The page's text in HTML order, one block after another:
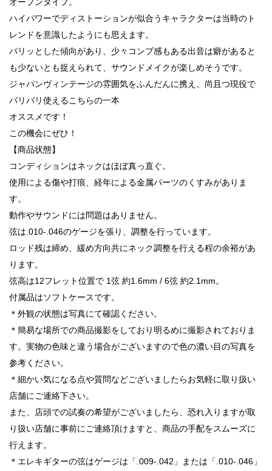
ハイパワーでディストーションが似合うキャラクターは当時のト
レンドを意識したようにも思えます。
パリッとした傾向があり、少々コンプ感もある出音は癖があると
も少ないとも捉えられて、サウンドメイクが楽しめそうです。
ジャパンヴィンテージの雰囲気をふんだんに携え、尚且つ現役で
バリバリ使えるこちらの一本
オススメです！
この機会にぜひ！
【商品状態】
コンディションはネックはほぼ真っ直ぐ。
使用による傷や打痕、経年による金属パーツのくすみがありま
す。
動作やサウンドには問題はありません。
弦は.010-.046のゲージを張り、調整を行っています。
ロッド残は締め、緩め方向共にネック調整を行える程の余裕があ
ります。
弦高は12フレット位置で 1弦 約1.6mm / 6弦 約2.1mm。
付属品はソフトケースです。
＊外観の状態は写真にて確認ください。
＊簡易な場所での商品撮影をしており明るめに撮影されておりま
す。実物の色味と違う場合がございますので色の濃い目の写真を
参考ください。
＊細かい気になる点や質問などございましたらお気軽に取り扱い
店舗にご連絡下さい。
また、店頭での試奏の希望がございましたら、恐れ入りますが取
り扱い店舗に事前にご連絡頂けますと、商品の手配をスムーズに
行えます。
＊エレキギターの弦はゲージは「.009-.042」または「.010-.046」